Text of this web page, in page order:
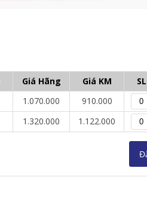
Giá Hãng Giá KM
SL
1.070.000
910.000
1.320.000 1.122.000